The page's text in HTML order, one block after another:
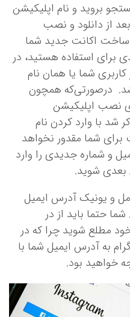
بروید و نام اپلیکیشن
از دانلود و نصب
ساخت اکانت جدید شما
برای استفاده هستید، در
کاربری شما یا همان نام
درصورتی‌که همچون
نصب اپلیکیشن
شد با وارد کردن نام
شما مقدور نخواهد
و شماره جدیدی را وارد
بعدی شوید.
و یونیک آدرس ایمیل
حتما باید از در
مطلع شوید چرا که در
به آدرس ایمیل شما با
خواهید بود.